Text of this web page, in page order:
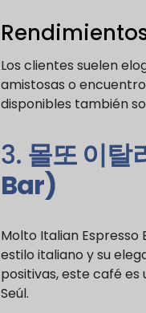
Los clientes suelen
amistosas o
disponibles también
3. 몰또 이
Bar)
Molto Italian Espresso
estilo italiano y su
positivas, este café
Seúl.